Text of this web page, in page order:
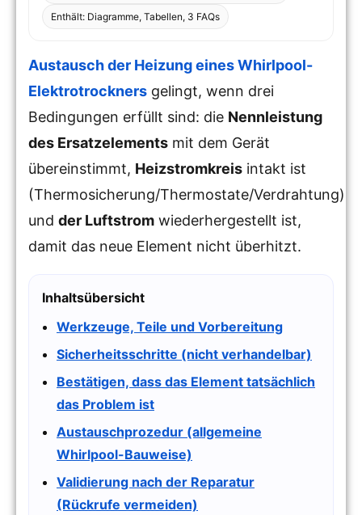
Enthält: Diagramme, Tabellen, 3 FAQs
Austausch der Heizung eines Whirlpool-
Elektrotrockners gelingt, wenn drei
Bedingungen erfüllt sind: die Nennleistung
des Ersatzelements mit dem Gerät
übereinstimmt, Heizstromkreis intakt ist
(Thermosicherung/Thermostate/Verdrahtung)
und der Luftstrom wiederhergestellt ist,
damit das neue Element nicht überhitzt.
Inhaltsübersicht
Werkzeuge, Teile und Vorbereitung
Sicherheitsschritte (nicht verhandelbar)
Bestätigen, dass das Element tatsächlich
das Problem ist
Austauschprozedur (allgemeine
Whirlpool-Bauweise)
Validierung nach der Reparatur
(Rückrufe vermeiden)